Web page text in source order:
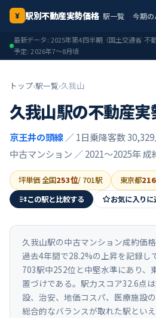
¥ 駅別不動産実勢価格 駅一覧 今期
最新データ: 2025年第4四半期（国土交通省 不
予定:2026年7〜8月頃
トップ›駅一覧›久我山
久我山駅の不動産実
京王井の頭線 ／ 1日乗降客数 30,329
中古マンション ／2021〜2025年成
坪単価 全国253位/ 701駅 東京都216
この駅と比較する
お気に入りに
久我山駅の中古マンション成約価
過去4年間で28.2%の上昇を記録し
703駅中252位と中堅水準にあり、
置づけである。駅力スコア32.6点
設、治安、地価コスパ、医療施設
総合的なバランスが取れた駅とい